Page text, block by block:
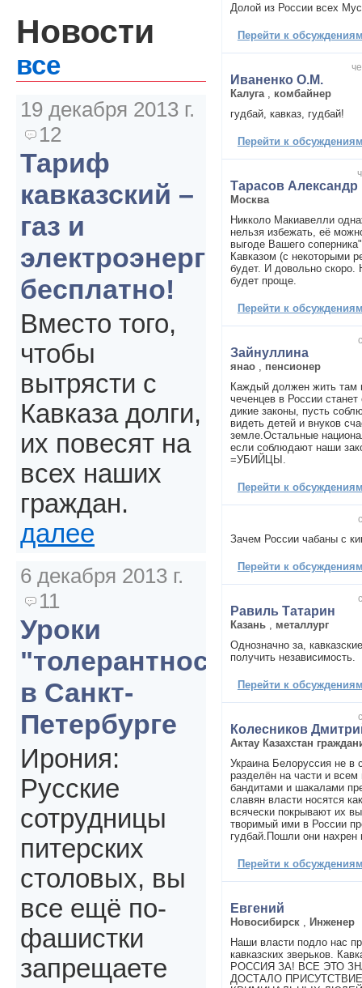
Долой из России всех
Перейти к
Иваненко О.М.
Калуга
комбайнер
гудбай, кавказ, гудбай!
Перейти к
Тарасов Александр
Москва
Никколо Макиавелли
нельзя избежать, её
выгоде Вашего
Кавказом (с некоторыми
будет. И довольно скоро.
будет проще.
Перейти к
Зайнуллина
янао
пенсионер
Каждый должен жить там
чеченцев в России
дикие законы, пусть
видеть детей и внуков
земле.Остальные
если соблюдают наши
=УБИЙЦЫ.
Перейти к
Зачем России чабаны с
Перейти к
Равиль Татарин
Казань
металлург
Однозначно за,
получить независимость.
Перейти к
Колесников
Актау Казахстан
Украина Белоруссия не
разделён на части и всем
бандитами и шакалами
славян власти носятся
всячески покрывают их
творимый ими в России
гудбай.Пошли они нахрен
Перейти к
Евгений
Новосибирск
Инженер
Наши власти подло нас
кавказских зверьков.
РОССИЯ ЗА! ВСЕ ЭТО
ДОСТАЛО
Новости
все
19 декабря 2013 г.
12
Тариф
кавказский –
газ и
электроэнергия
бесплатно!
Вместо того,
чтобы
вытрясти с
Кавказа долги,
их повесят на
всех наших
граждан.
далее
6 декабря 2013 г.
11
Уроки
"толерантности"
в Санкт-
Петербурге
Ирония:
Русские
сотрудницы
питерских
столовых, вы
все ещё по-
фашистки
запрещаете